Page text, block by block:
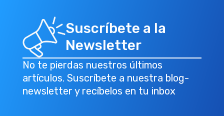
Suscríbete a la
Newsletter
No te pierdas nuestros últimos
artículos. Suscríbete a nuestra blog-
newsletter y recíbelos en tu inbox